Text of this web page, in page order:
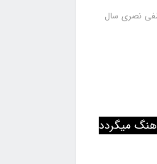
3963 مؤلفان : عماد شیخان و مصطفی نصری سال
میگردد